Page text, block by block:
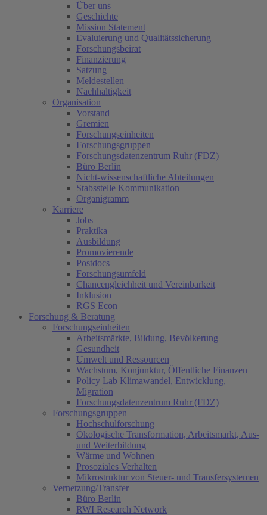
Über uns
Geschichte
Mission Statement
Evaluierung und Qualitätssicherung
Forschungsbeirat
Finanzierung
Satzung
Meldestellen
Nachhaltigkeit
Organisation
Vorstand
Gremien
Forschungseinheiten
Forschungsgruppen
Forschungsdatenzentrum Ruhr (FDZ)
Büro Berlin
Nicht-wissenschaftliche Abteilungen
Stabsstelle Kommunikation
Organigramm
Karriere
Jobs
Praktika
Ausbildung
Promovierende
Postdocs
Forschungsumfeld
Chancengleichheit und Vereinbarkeit
Inklusion
RGS Econ
Forschung & Beratung
Forschungseinheiten
Arbeitsmärkte, Bildung, Bevölkerung
Gesundheit
Umwelt und Ressourcen
Wachstum, Konjunktur, Öffentliche Finanzen
Policy Lab Klimawandel, Entwicklung,
Migration
Forschungsdatenzentrum Ruhr (FDZ)
Forschungsgruppen
Hochschulforschung
Ökologische Transformation, Arbeitsmarkt, Aus-
und Weiterbildung
Wärme und Wohnen
Prosoziales Verhalten
Mikrostruktur von Steuer- und Transfersystemen
Vernetzung/Transfer
Büro Berlin
RWI Research Network